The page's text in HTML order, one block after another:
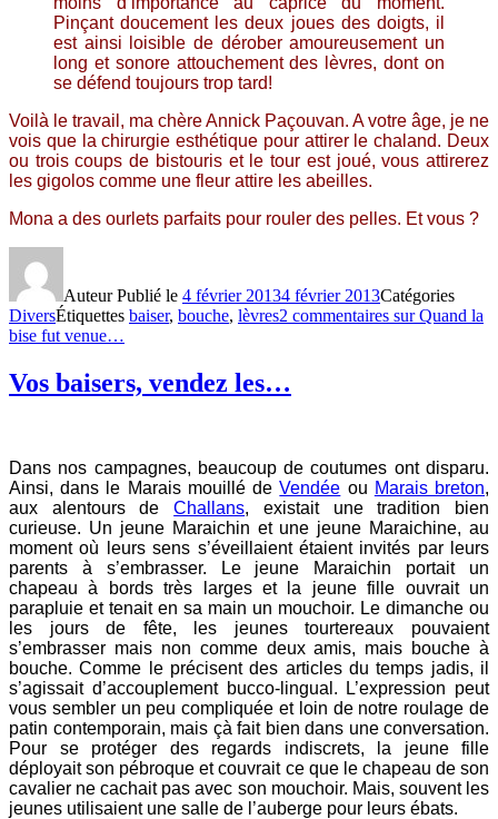
Pinçant doucement les deux joues des doigts, il
est ainsi loisible de dérober amoureusement un
long et sonore attouchement des lèvres, dont on
se défend toujours trop tard!
Voilà le travail, ma chère Annick Paçouvan. A votre âge, je ne
vois que la chirurgie esthétique pour attirer le chaland. Deux
ou trois coups de bistouris et le tour est joué, vous attirerez
les gigolos comme une fleur attire les abeilles.
Mona a des ourlets parfaits pour rouler des pelles. Et vous ?
AuteurPublié le 4 février 20134 février 2013Catégories
DiversÉtiquettes baiser, bouche, lèvres2 commentaires sur Quand la
bise fut venue…
Vos baisers, vendez les…
Dans nos campagnes, beaucoup de coutumes ont disparu.
Ainsi, dans le Marais mouillé deVendée ou Marais breton,
aux alentours deChallans, existait une tradition bien
curieuse. Un jeune Maraichin et une jeune Maraichine, au
moment où leurs sens s’éveillaient étaient invités par leurs
parents à s’embrasser. Le jeune Maraichin portait un
chapeau à bords très larges et la jeune fille ouvrait un
parapluie et tenait en sa main un mouchoir. Le dimanche ou
les jours de fête, les jeunes tourtereaux pouvaient
s’embrasser mais non comme deux amis, mais bouche à
bouche. Comme le précisent des articles du temps jadis, il
s’agissait d’accouplement bucco-lingual. L’expression peut
vous sembler un peu compliquée et loin de notre roulage de
patin contemporain, mais çà fait bien dans une conversation.
Pour se protéger des regards indiscrets, la jeune fille
déployait son pébroque et couvrait ce que le chapeau de son
cavalier ne cachait pas avec son mouchoir. Mais, souvent les
jeunes utilisaient une salle de l’auberge pour leurs ébats.